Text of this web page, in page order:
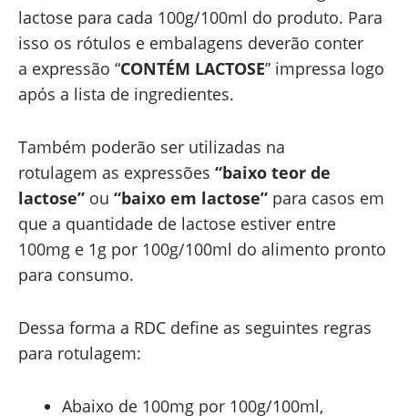
lactose para cada 100g/100ml do produto. Para
isso os rótulos e embalagens deverão conter
a expressão “CONTÉM LACTOSE” impressa logo
após a lista de ingredientes.
Também poderão ser utilizadas na
rotulagem as expressões “baixo teor de
lactose”ou “baixo em lactose” para casos em
que a quantidade de lactose estiver entre
100mg e 1g por 100g/100ml do alimento pronto
para consumo.
Dessa forma a RDC define as seguintes regras
para rotulagem:
Abaixo de 100mg por 100g/100ml,